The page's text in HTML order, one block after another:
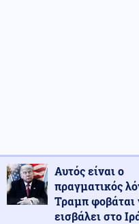
Αυτός είναι ο
πραγματικός
Τραμπ φοβάται
εισβάλει στο